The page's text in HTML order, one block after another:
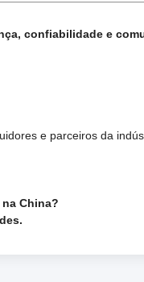
confiabilidade e
e parceiros da
China?